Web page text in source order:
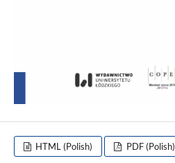
HTML (Polish) PDF (Polish)